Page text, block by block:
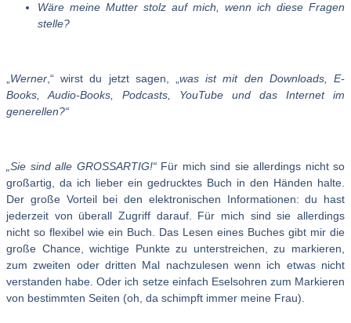
Wäre meine Mutter stolz auf mich, wenn ich diese Fragen
stelle?
Werner ,“ wirst du jetzt sagen, „ was ist mit den Downloads, E-
Books, Audio-Books, Podcasts, YouTube und das Internet im
generellen?“
„Sie sind alle GROSSARTIG!“Für mich sind sie allerdings nicht so
großartig, da ich lieber ein gedrucktes Buch in den Händen halte.
Der große Vorteil bei den elektronischen Informationen: du hast
jederzeit von überall Zugriff darauf. Für mich sind sie allerdings
nicht so flexibel wie ein Buch. Das Lesen eines Buches gibt mir die
große Chance, wichtige Punkte zu unterstreichen, zu markieren,
zum zweiten oder dritten Mal nachzulesen wenn ich etwas nicht
verstanden habe. Oder ich setze einfach Eselsohren zum Markieren
von bestimmten Seiten (oh, da schimpft immer meine Frau).